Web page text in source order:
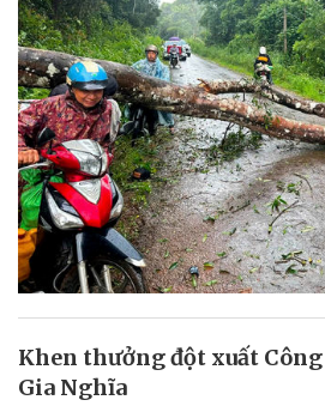
Khen thưởng đột xuất
Gia Nghĩa